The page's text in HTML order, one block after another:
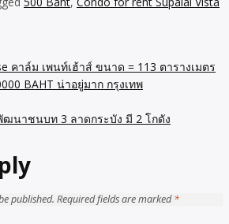
คาล์ม เพนท์เฮ้าส์ ขนาด = 113 ตารางเมตร
BAHT น่าอยู่มาก กรุงเทพ
ฒนาชนบท 3 ลาดกระบัง มี 2 โกดัง
published. Required fields are marked*